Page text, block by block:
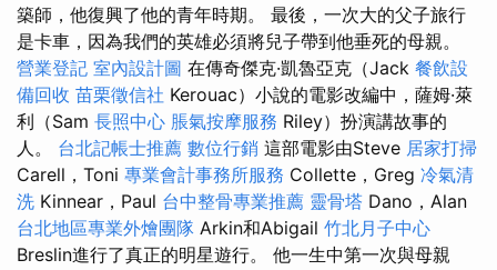
築師，他復興了他的青年時期。 最後，一次大的父子旅行
是卡車，因為我們的英雄必須將兒子帶到他垂死的母親。
營業登記 室內設計圖 在傳奇傑克·凱魯亞克（Jack 餐飲設
備回收 苗栗徵信社 Kerouac）小說的電影改編中，薩姆·萊
利（Sam 長照中心 脹氣按摩服務 Riley）扮演講故事的
人。 台北記帳士推薦 數位行銷 這部電影由Steve 居家打掃
Carell，Toni 專業會計事務所服務 Collette，Greg 冷氣清
洗 Kinnear，Paul 台中整骨專業推薦 靈骨塔 Dano，Alan
台北地區專業外燴團隊 Arkin和Abigail 竹北月子中心
Breslin進行了真正的明星遊行。 他一生中第一次與母親